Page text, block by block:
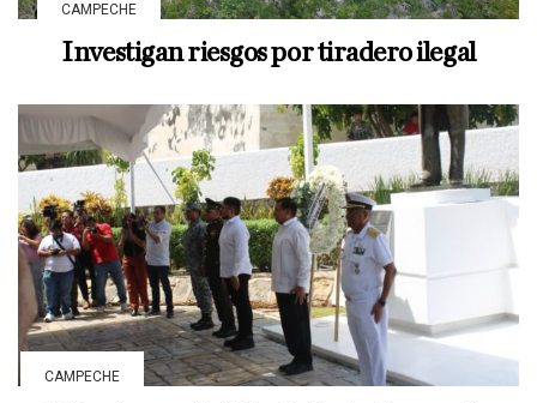
CAMPECHE
Investigan riesgos por tiradero ilegal
CAMPECHE